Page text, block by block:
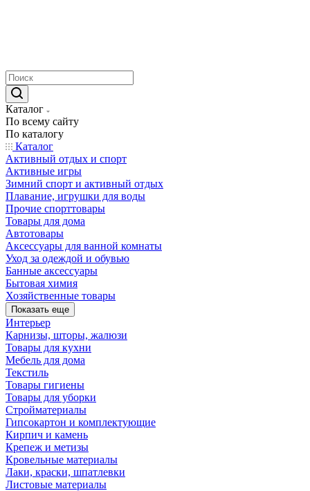
Каталог
По всему сайту
По каталогу
Каталог
Активный отдых и спорт
Активные игры
Зимний спорт и активный отдых
Плавание, игрушки для воды
Прочие спорттовары
Товары для дома
Автотовары
Аксессуары для ванной комнаты
Уход за одеждой и обувью
Банные аксессуары
Бытовая химия
Хозяйственные товары
Показать еще
Интерьер
Карнизы, шторы, жалюзи
Товары для кухни
Мебель для дома
Текстиль
Товары гигиены
Товары для уборки
Стройматериалы
Гипсокартон и комплектующие
Кирпич и камень
Крепеж и метизы
Кровельные материалы
Лаки, краски, шпатлевки
Листовые материалы